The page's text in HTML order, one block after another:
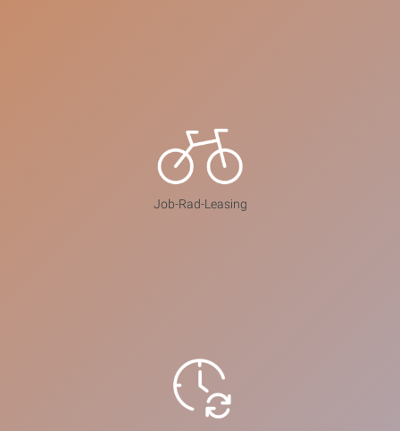
Job-Rad-Leasing